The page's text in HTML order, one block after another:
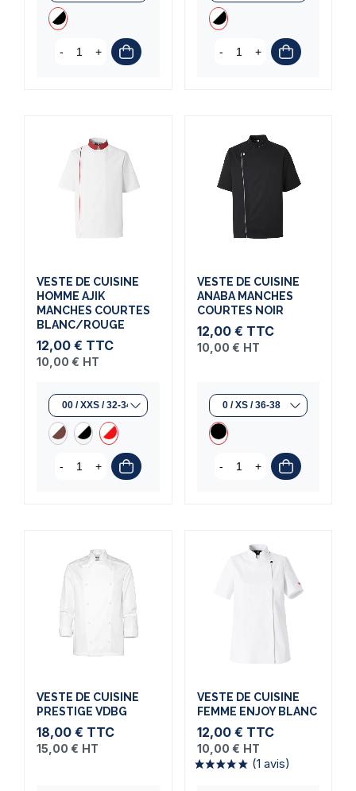
- + - +
VESTE DE CUISINE
HOMME AJIK
MANCHES COURTES
BLANC/ROUGE
12,00 € TTC
10,00 € HT
- +
VESTE DE CUISINE
ANABA MANCHES
COURTES NOIR
12,00 € TTC
10,00 € HT
- +
VESTE DE CUISINE
PRESTIGE VDBG
18,00 € TTC
15,00 € HT
VESTE DE CUISINE
FEMME ENJOY BLANC
12,00 € TTC
10,00 € HT